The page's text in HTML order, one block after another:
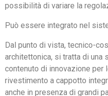
possibilità di variare la
Può essere integrato nel
Dal punto di vista, tecnico-
architettonica, si tratta di una
contenuto di innovazione per
rivestimento a cappotto
anche in presenza di grandi